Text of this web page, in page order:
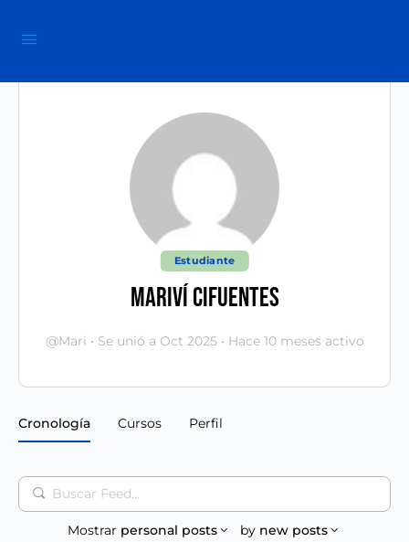
Estudiante
Mariví Cifuentes
@Mari • Se unió a Oct 2025 • Hace 10 meses activo
Cronología Cursos Perfil
Buscar
Feed…
Mostrar personal posts by new posts